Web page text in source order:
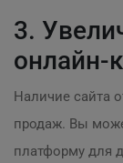
3.
онлайн-
Наличие сайта
продаж. Вы
платформу для